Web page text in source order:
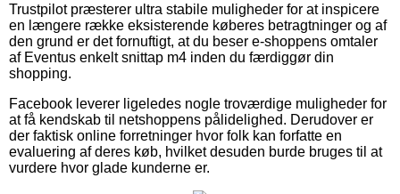
Trustpilot præsterer ultra stabile muligheder for at inspicere
en længere række eksisterende køberes betragtninger og af
den grund er det fornuftigt, at du beser e-shoppens omtaler
af Eventus enkelt snittap m4 inden du færdiggør din
shopping.
Facebook leverer ligeledes nogle troværdige muligheder for
at få kendskab til netshoppens pålidelighed. Derudover er
der faktisk online forretninger hvor folk kan forfatte en
evaluering af deres køb, hvilket desuden burde bruges til at
vurdere hvor glade kunderne er.